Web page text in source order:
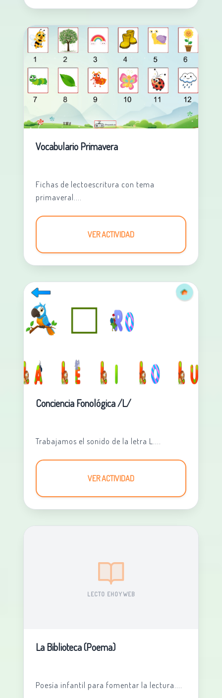
Vocabulario Primavera
Fichas de lectoescritura con tema
primaveral....
VER ACTIVIDAD
Conciencia Fonológica /L/
Trabajamos el sonido de la letra L....
VER ACTIVIDAD
LECTO EHOYWEB
La Biblioteca (Poema)
Poesía infantil para fomentar la lectura....